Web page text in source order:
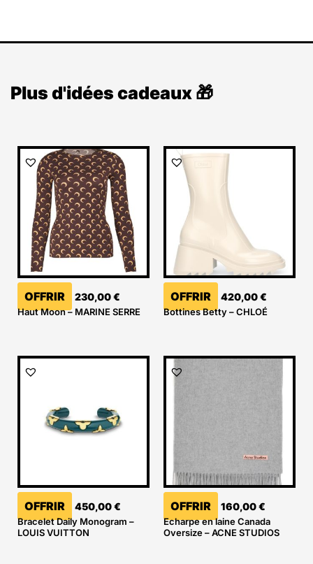
Plus d'idées cadeaux 🎁
OFFRIR 230,00€
Haut Moon – MARINE SERRE
OFFRIR 420,00€
Bottines Betty – CHLOÉ
OFFRIR 450,00€
Bracelet Daily Monogram –
LOUIS VUITTON
OFFRIR 160,00€
Echarpe en laine Canada
Oversize – ACNE STUDIOS